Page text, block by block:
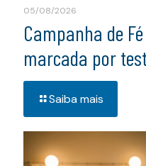
05/08/2026
Campanha de
marcada por
Saiba mais